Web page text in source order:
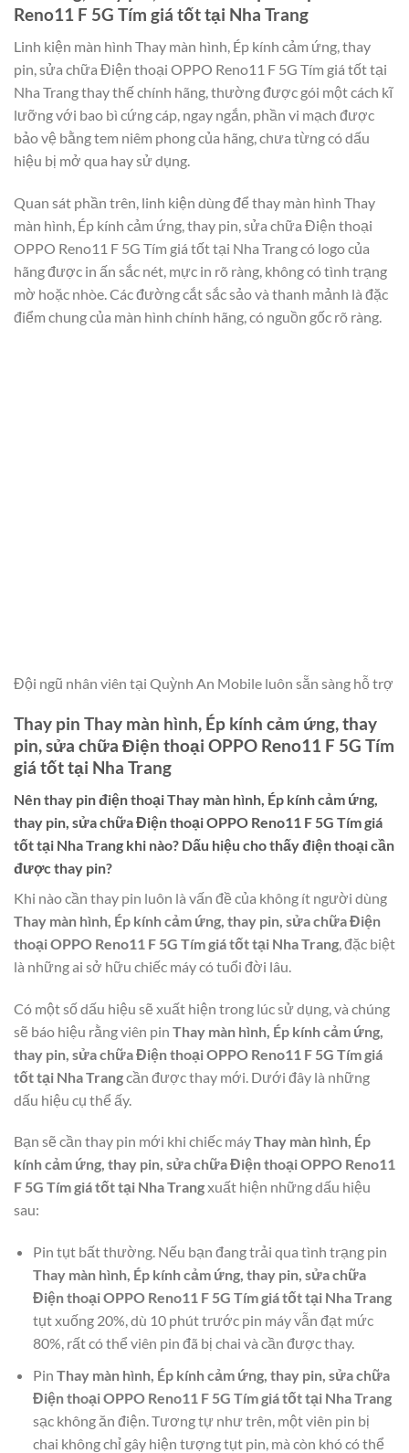
Reno11 F 5G Tím giá tốt tại Nha Trang
Linh kiện màn hình Thay màn hình, Ép kính cảm ứng, thay
pin, sửa chữa Điện thoại OPPO Reno11 F 5G Tím giá tốt tại
Nha Trang thay thế chính hãng, thường được gói một cách kĩ
lưỡng với bao bì cứng cáp, ngay ngắn, phần vi mạch được
bảo vệ bằng tem niêm phong của hãng, chưa từng có dấu
hiệu bị mở qua hay sử dụng.
Quan sát phần trên, linh kiện dùng để thay màn hình Thay
màn hình, Ép kính cảm ứng, thay pin, sửa chữa Điện thoại
OPPO Reno11 F 5G Tím giá tốt tại Nha Trang có logo của
hãng được in ấn sắc nét, mực in rõ ràng, không có tình trạng
mờ hoặc nhòe. Các đường cắt sắc sảo và thanh mảnh là đặc
điểm chung của màn hình chính hãng, có nguồn gốc rõ ràng.
Đội ngũ nhân viên tại Quỳnh An Mobile luôn sẵn sàng hỗ trợ
Thay pin Thay màn hình, Ép kính cảm ứng, thay
pin, sửa chữa Điện thoại OPPO Reno11 F 5G Tím
giá tốt tại Nha Trang
Nên thay pin điện thoạiThay màn hình, Ép kính cảm ứng,
thay pin, sửa chữa Điện thoại OPPO Reno11 F 5G Tím giá
tốt tại Nha Trang khi nào? Dấu hiệu cho thấy điện thoại cần
được thay pin?
Khi nào cần thay pin luôn là vấn đề của không ít người dùng
Thay màn hình, Ép kính cảm ứng, thay pin, sửa chữa Điện
thoại OPPO Reno11 F 5G Tím giá tốt tại Nha Trang, đặc biệt
là những ai sở hữu chiếc máy có tuổi đời lâu.
Có một số dấu hiệu sẽ xuất hiện trong lúc sử dụng, và chúng
sẽ báo hiệu rằng viên pin Thay màn hình, Ép kính cảm ứng,
thay pin, sửa chữa Điện thoại OPPO Reno11 F 5G Tím giá
tốt tại Nha Trangcần được thay mới. Dưới đây là những
dấu hiệu cụ thể ấy.
Bạn sẽ cần thay pin mới khi chiếc máyThay màn hình, Ép
kính cảm ứng, thay pin, sửa chữa Điện thoại OPPO Reno11
F 5G Tím giá tốt tại Nha Trangxuất hiện những dấu hiệu
sau:
Pin tụt bất thường. Nếu bạn đang trải qua tình trạng pin
Thay màn hình, Ép kính cảm ứng, thay pin, sửa chữa
Điện thoại OPPO Reno11 F 5G Tím giá tốt tại Nha Trang
tụt xuống 20%, dù 10 phút trước pin máy vẫn đạt mức
80%, rất có thể viên pin đã bị chai và cần được thay.
Pin Thay màn hình, Ép kính cảm ứng, thay pin, sửa chữa
Điện thoại OPPO Reno11 F 5G Tím giá tốt tại Nha Trang
sạc không ăn điện. Tương tự như trên, một viên pin bị
chai không chỉ gây hiện tượng tụt pin, mà còn khó có thể